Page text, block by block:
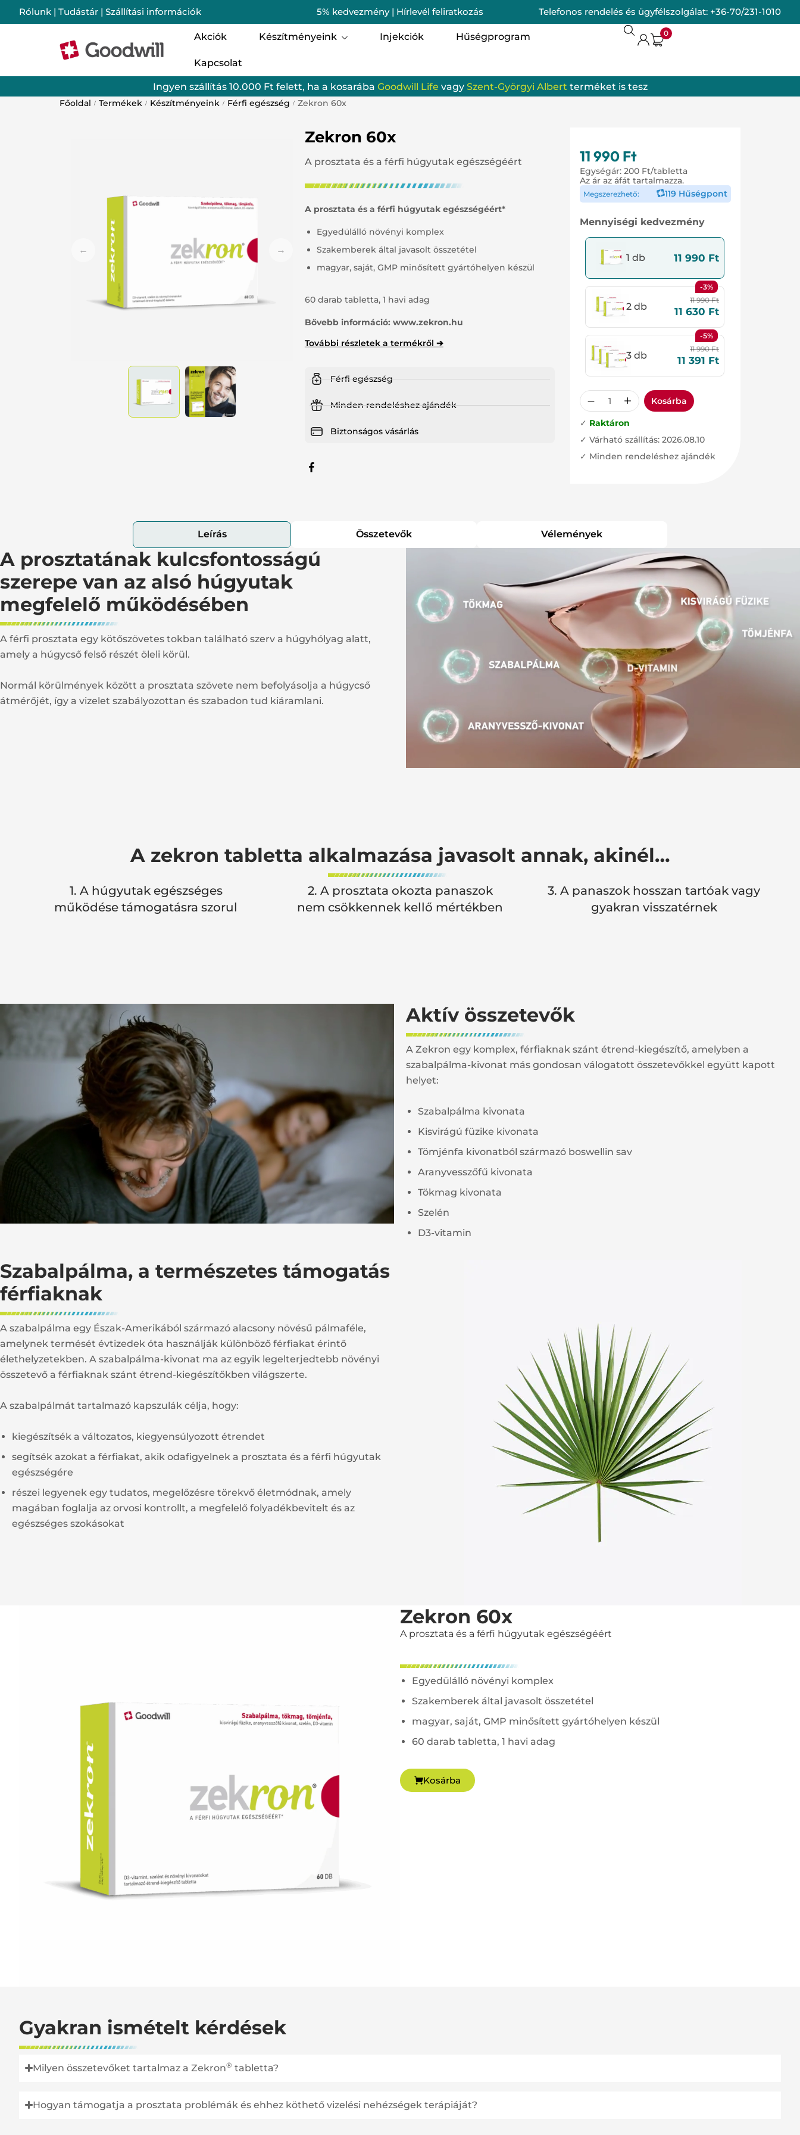
Rólunk | Tudástár | Szállítási információk 5% kedvezmény | Hírlevél feliratkozás Telefonos rendelés és ügyfélszolgálat: +36-70/231-1010
Akciók Készítményeink
Csomagok Szent-Györgyi Albert termékek
Babatervezés Gyerekeknek
Szellemi frissesség és egyensúly Emésztőrendszer
Goodwill Life termékek
Vény nélkül kapható gyógyszerek
Injekciók Hűségprogram
Kapcsolat
0
Ingyen szállítás 10.000 Ft felett, ha a kosarába Goodwill Life vagy Szent-Györgyi Albert terméket is tesz
Főoldal / Termékek / Készítményeink / Férfi egészség / Zekron 60x
Zekron 60x
A prosztata és a férfi húgyutak egészségéért
A prosztata és a férfi húgyutak egészségéért*
Egyedülálló növényi komplex
Szakemberek által javasolt összetétel
magyar, saját, GMP minősített gyártóhelyen készül
60 darab tabletta, 1 havi adag
Bővebb információ: www.zekron.hu
További részletek a termékről ➔
Férfi egészség
Minden rendeléshez ajándék
Biztonságos vásárlás
11 990 Ft
Egységár: 200 Ft/tabletta
Az ár az áfát tartalmazza.
Megszerezhető: 119 Hűségpont
Mennyiségi kedvezmény
1 db 11 990 Ft
-3%
2 db
11 990Ft
11 630 Ft
-5%
3 db
11 990Ft
11 391 Ft
Kosárba
✓ Raktáron
✓ Várható szállítás: 2026.08.10
✓ Minden rendeléshez ajándék
Leírás Összetevők Vélemények
A prosztatának kulcsfontosságú
szerepe van az alsó húgyutak
megfelelő működésében
A férfi prosztata egy kötőszövetes tokban található szerv a húgyhólyag alatt,
amely a húgycső felső részét öleli körül.
Normál körülmények között a prosztata szövete nem befolyásolja a húgycső
átmérőjét, így a vizelet szabályozottan és szabadon tud kiáramlani.
A zekron tabletta alkalmazása javasolt annak, akinél…
1. A húgyutak egészséges
működése támogatásra szorul
2. A prosztata okozta panaszok
nem csökkennek kellő mértékben
3. A panaszok hosszan tartóak vagy
gyakran visszatérnek
Aktív összetevők
A Zekron egy komplex, férfiaknak szánt étrend-kiegészítő, amelyben a
szabalpálma-kivonat más gondosan válogatott összetevőkkel együtt kapott
helyet:
Szabalpálma kivonata
Kisvirágú füzike kivonata
Tömjénfa kivonatból származó boswellin sav
Aranyvesszőfű kivonata
Tökmag kivonata
Szelén
D3-vitamin
Szabalpálma, a természetes támogatás
férfiaknak
A szabalpálma egy Észak-Amerikából származó alacsony növésű pálmaféle,
amelynek termését évtizedek óta használják különböző férfiakat érintő
élethelyzetekben. A szabalpálma-kivonat ma az egyik legelterjedtebb növényi
összetevő a férfiaknak szánt étrend-kiegészítőkben világszerte.
A szabalpálmát tartalmazó kapszulák célja, hogy:
kiegészítsék a változatos, kiegyensúlyozott étrendet
segítsék azokat a férfiakat, akik odafigyelnek a prosztata és a férfi húgyutak
egészségére
részei legyenek egy tudatos, megelőzésre törekvő életmódnak, amely
magában foglalja az orvosi kontrollt, a megfelelő folyadékbevitelt és az
egészséges szokásokat
Zekron 60x
A prosztata és a férfi húgyutak egészségéért
Egyedülálló növényi komplex
Szakemberek által javasolt összetétel
magyar, saját, GMP minősített gyártóhelyen készül
60 darab tabletta, 1 havi adag
Kosárba
Gyakran ismételt kérdések
Milyen összetevőket tartalmaz a Zekron® tabletta?
Hogyan támogatja a prosztata problémák és ehhez köthető vizelési nehézségek terápiáját?